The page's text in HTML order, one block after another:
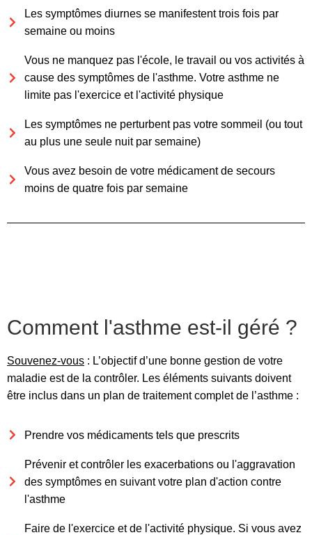
Les symptômes diurnes se manifestent trois fois par
semaine ou moins
Vous ne manquez pas l'école, le travail ou vos activités à
cause des symptômes de l'asthme. Votre asthme ne
limite pas l'exercice et l'activité physique
Les symptômes ne perturbent pas votre sommeil (ou tout
au plus une seule nuit par semaine)
Vous avez besoin de votre médicament de secours
moins de quatre fois par semaine
Comment l'asthme est-il géré ?
Souvenez-vous : L’objectif d’une bonne gestion de votre
maladie est de la contrôler. Les éléments suivants doivent
être inclus dans un plan de traitement complet de l’asthme :
Prendre vos médicaments tels que prescrits
Prévenir et contrôler les exacerbations ou l'aggravation
des symptômes en suivant votre plan d'action contre
l'asthme
Faire de l'exercice et de l'activité physique. Si vous avez